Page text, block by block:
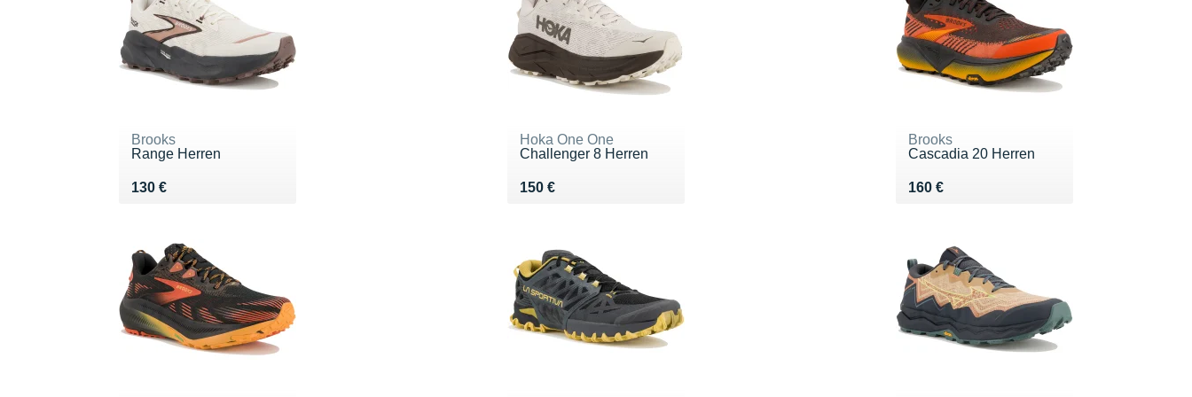
Brooks
Range Herren
130 €
Vendu 130 €
Hoka One One
Challenger 8 Herren
150 €
Vendu 150 €
Brooks
Cascadia 20 Herren
160 €
Vendu 160 €